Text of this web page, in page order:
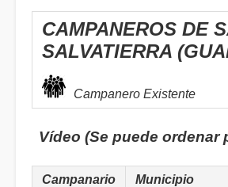
CAMPANEROS DE
SALVATIERRA
Campanero Existente
Vídeo (Se puede
Campanario Municipio